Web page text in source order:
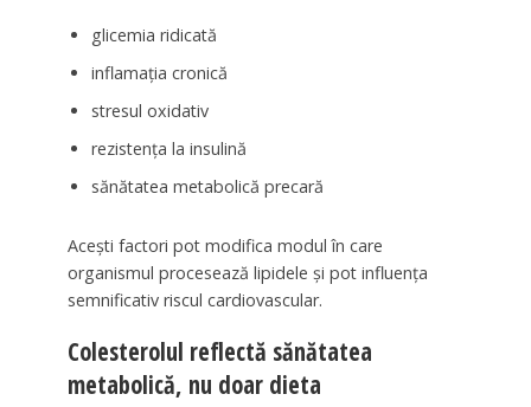
glicemia ridicată
inflamația cronică
stresul oxidativ
rezistența la insulină
sănătatea metabolică precară
Acești factori pot modifica modul în care
organismul procesează lipidele și pot influența
semnificativ riscul cardiovascular.
Colesterolul reflectă sănătatea
metabolică, nu doar dieta